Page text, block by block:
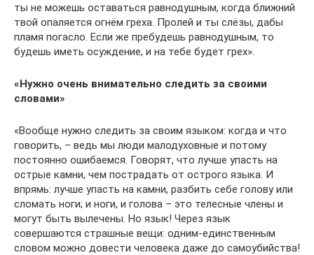
ты не можешь оставаться равнодушным, когда ближний
твой опаляется огнём греха. Пролей и ты слёзы, дабы
пламя погасло. Если же пребудешь равнодушным, то
будешь иметь осуждение, и на тебе будет грех».
«Нужно очень внимательно следить за своими
словами»
«Вообще нужно следить за своим языком: когда и что
говорить, – ведь мы люди малодуховные и потому
постоянно ошибаемся. Говорят, что лучше упасть на
острые камни, чем пострадать от острого языка. И
впрямь: лучше упасть на камни, разбить себе голову или
сломать ноги; и ноги, и голова – это телесные члены и
могут быть вылечены. Но язык! Через язык
совершаются страшные вещи: одним-единственным
словом можно довести человека даже до самоубийства!